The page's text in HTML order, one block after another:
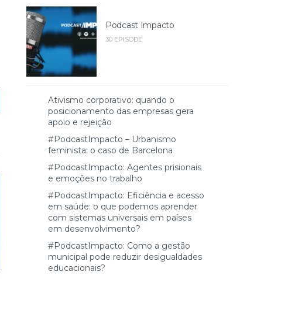
Podcast Impacto
30 EPISODE
Ativismo corporativo: quando o
posicionamento das empresas gera
apoio e rejeição
#PodcastImpacto – Urbanismo
feminista: o caso de Barcelona
#PodcastImpacto: Agentes prisionais
e emoções no trabalho
#PodcastImpacto: Eficiência e acesso
em saúde: o que podemos aprender
com sistemas universais em países
em desenvolvimento?
#PodcastImpacto: Como a gestão
municipal pode reduzir desigualdades
educacionais?